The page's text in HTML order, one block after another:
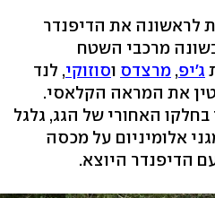
לראשונה את הדיפנדר
מרכבי השטח
ג'יפ, מרצדס וסוזוקי, לנד
את המראה הקלאסי.
האחורי של הגג, גלגל
אלומיניום על מכסה
הדיפנדר היוצא.